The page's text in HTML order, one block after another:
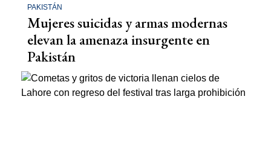
PAKISTÁN
Mujeres suicidas y armas modernas
elevan la amenaza insurgente en
Pakistán